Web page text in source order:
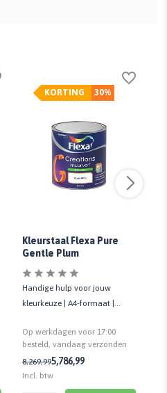
30%
KORTING
Kleurstaal Flexa Pure
Gentle Plum
Handige hulp voor jouw
kleurkeuze | A4-formaat |
bij retour
Op werkdagen voor 17:00
besteld, vandaag verzonden
8,269,995,786,99
Incl. btw